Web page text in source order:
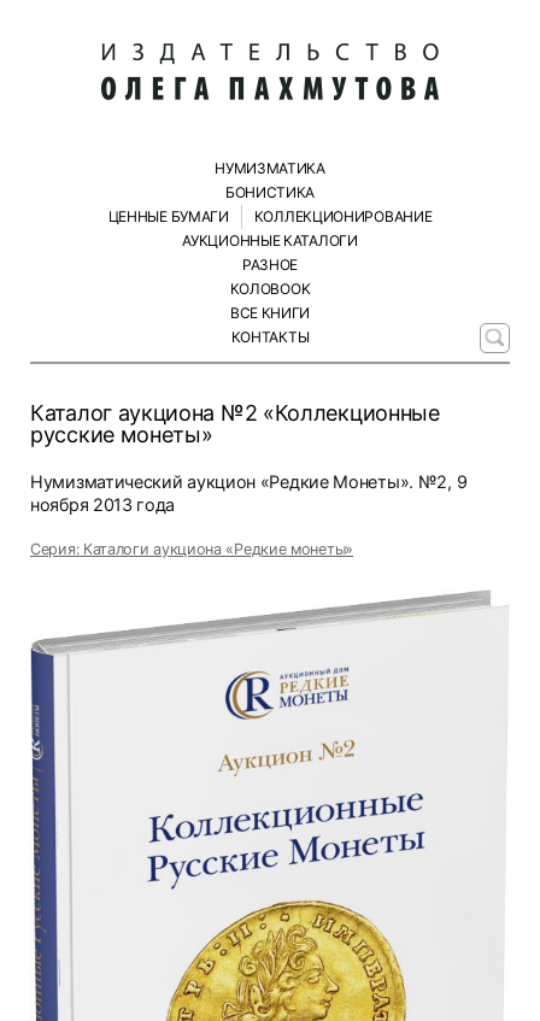
НУМИЗМАТИКА
БОНИСТИКА
ЦЕННЫЕ БУМАГИ
КОЛЛЕКЦИОНИРОВАНИЕ
АУКЦИОННЫЕ КАТАЛОГИ
РАЗНОЕ
КОЛОBOOK
ВСЕ КНИГИ
КОНТАКТЫ
Каталог аукциона №2 «Коллекционные
русские монеты»
Нумизматический аукцион «Редкие Монеты». №2, 9
ноября 2013 года
Серия: Каталоги аукциона «Редкие монеты»